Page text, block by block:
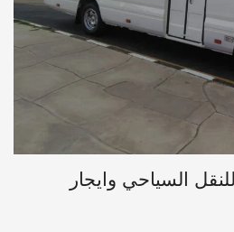
السياحي وايجار